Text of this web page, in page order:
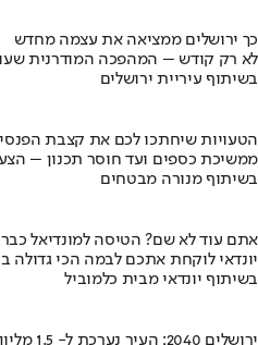
כך ירושלים ממציאה את עצמה מחדש
לא רק קודש – המהפכה המודרנית
בשיתוף עיריית ירושלים
הטעויות שיחתכו לכם את קצבת
ממשיכת כספים ועד חוסר תכנון –
בשיתוף מנורה מבטחים
אתם עוד לא שם? הטיסה למונדיאל
יונדאי לוקחת אתכם לבמה הכי גדולה
בשיתוף יונדאי מבית כלמוביל
ירושלים 2040: העיר נערכת ל- 1.5 מליון תושבים